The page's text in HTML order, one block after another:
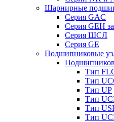
Шарнирные
Серия GAC
Серия GEH
Серия ШСЛ
Серия GE
Подшипниковые
Тип
Тип
Тип UP
Тип
Тип
Тип